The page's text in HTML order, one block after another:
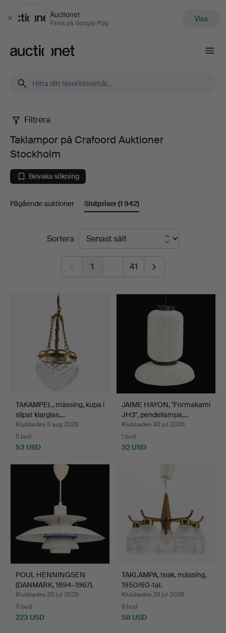
Stäng
Auctionet
Finns på Google Play Visa
Taklampor
på
Crafoord
Auktioner
Filtrera
Taklampor på Crafoord Auktioner
Stockholm
Bevaka sökning
Pågående auktioner Slutpriser(1 942)
SlutpriserSortera
1 … 41
TAKAMPEL, mässing, kupa i
slipat klarglas,…
Klubbades 3 aug 2026
5 bud
53 USD
JAIME HAYON, "Formakami
JH3", pendellampa,…
Klubbades 30 jul 2026
1 bud
32 USD
POUL HENNINGSEN
(DANMARK, 1894–1967).
Takl…
Klubbades 30 jul 2026
11 bud
223 USD
TAKLAMPA, teak, mässing,
1950/60-tal.
Klubbades 29 jul 2026
6 bud
58 USD